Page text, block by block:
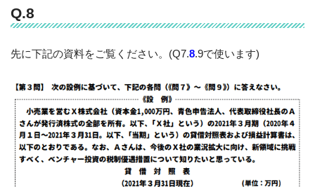
Q.8
先に下記の資料をご覧ください。(Q7.8.9で使います)